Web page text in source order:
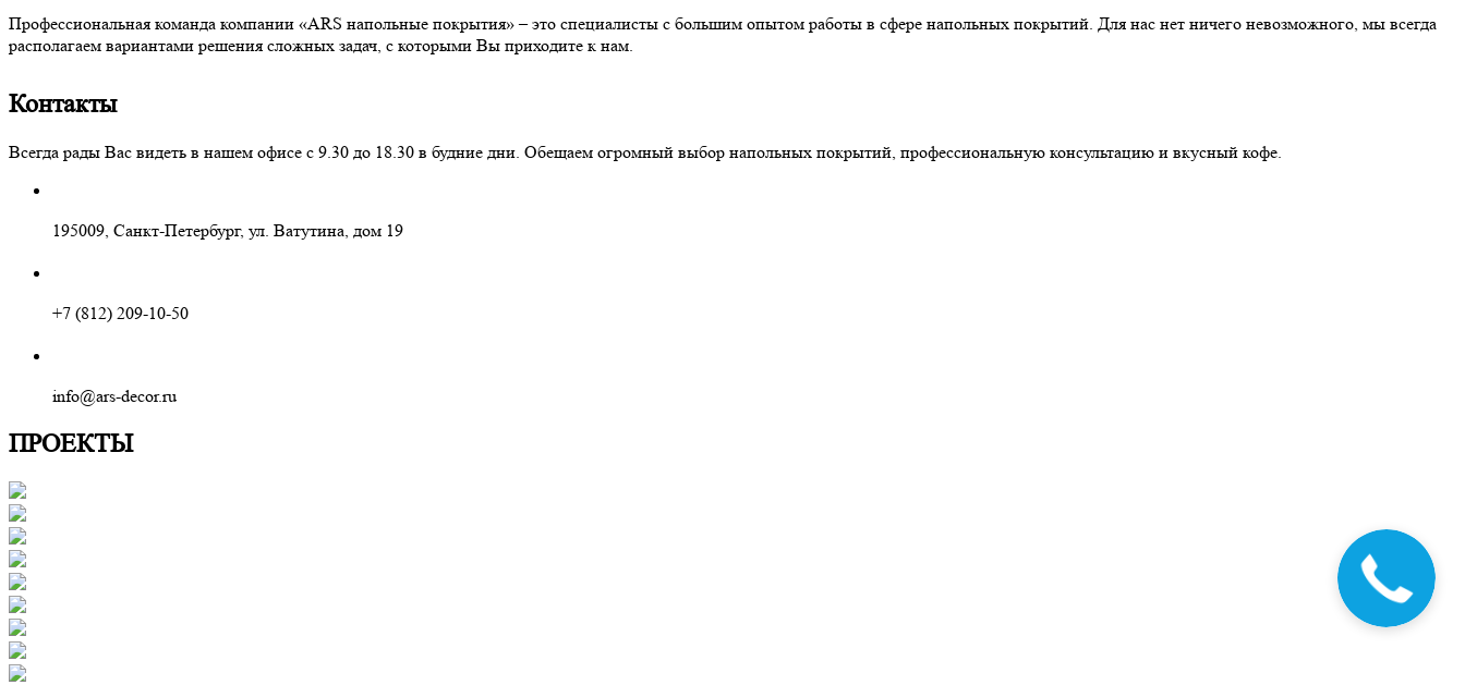
Профессиональная команда компании «ARS напольные покрытия» – это специалисты с большим опытом работы в сфере напольных покрытий. Для нас нет ничего невозможного, мы всегда
располагаем вариантами решения сложных задач, с которыми Вы приходите к нам.
Контакты
Всегда рады Вас видеть в нашем офисе с 9.30 до 18.30 в будние дни. Обещаем огромный выбор напольных покрытий, профессиональную консультацию и вкусный кофе.
195009, Санкт-Петербург, ул. Ватутина, дом 19
+7 (812) 209-10-50
info@ars-decor.ru
ПРОЕКТЫ